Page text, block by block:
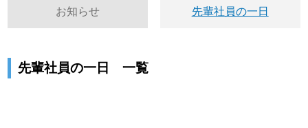
お知らせ 先輩社員の一日
先輩社員の一日 一覧